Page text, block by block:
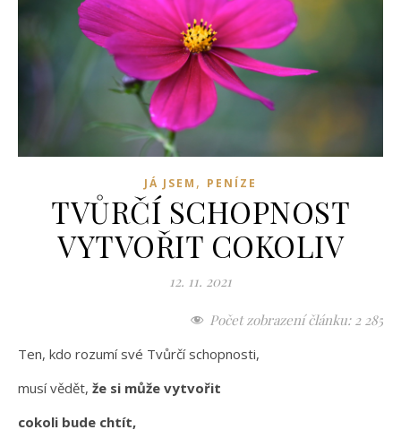
JÁ JSEM , PENÍZE
TVŮRČÍ SCHOPNOST
VYTVOŘIT COKOLIV
12. 11. 2021
Počet zobrazení článku: 2 285
Ten, kdo rozumí své Tvůrčí schopnosti,
musí vědět, že si může vytvořit
cokoli bude chtít,